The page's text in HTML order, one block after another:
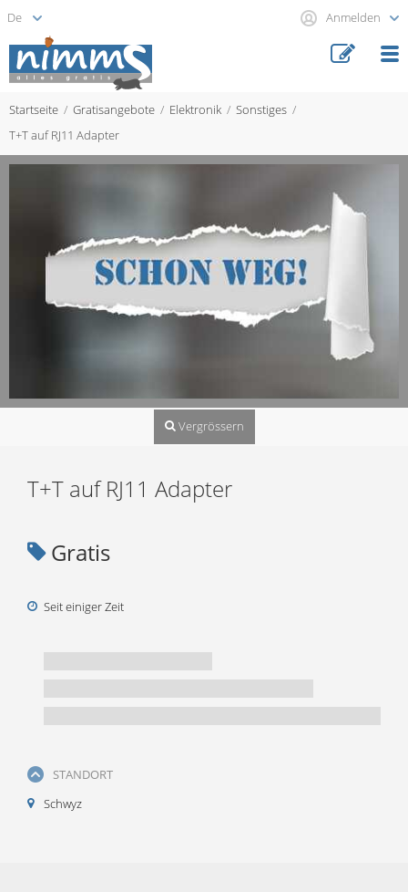
Anmelden
Startseite Gratisangebote Elektronik
Sonstiges
T+T auf RJ11 Adapter
Vergrössern
T+T auf RJ11 Adapter
Gratis
Seit einiger Zeit
STANDORT
Schwyz